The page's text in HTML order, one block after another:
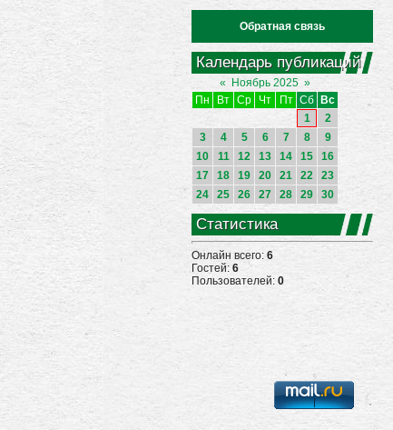
Обратная связь
Календарь публикаций
« Ноябрь 2025 »
Пн
Вт Ср Чт Пт Сб
Вс
1
2
3
4 5 6 7 8
9
10
11 12 13 14 15
16
17
18 19 20 21 22
23
24
25 26 27 28 29 30
Статистика
Онлайн всего: 6
Гостей: 6
Пользователей: 0